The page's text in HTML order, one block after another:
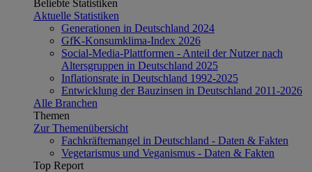
Beliebte Statistiken
Aktuelle Statistiken
Generationen in Deutschland 2024
GfK-Konsumklima-Index 2026
Social-Media-Plattformen - Anteil der Nutzer nach
Altersgruppen in Deutschland 2025
Inflationsrate in Deutschland 1992-2025
Entwicklung der Bauzinsen in Deutschland 2011-2026
Alle Branchen
Themen
Zur Themenübersicht
Fachkräftemangel in Deutschland - Daten & Fakten
Vegetarismus und Veganismus - Daten & Fakten
Top Report